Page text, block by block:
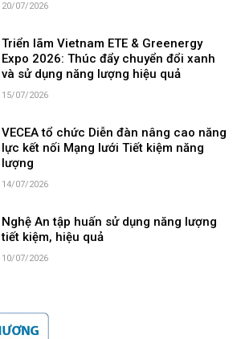
20/07/2026
Triển lãm Vietnam ETE & Greenergy
Expo 2026: Thúc đẩy chuyển đổi xanh
và sử dụng năng lượng hiệu quả
15/07/2026
VECEA tổ chức Diễn đàn nâng cao năng
lực kết nối Mạng lưới Tiết kiệm năng
lượng
14/07/2026
Nghệ An tập huấn sử dụng năng lượng
tiết kiệm, hiệu quả
10/07/2026